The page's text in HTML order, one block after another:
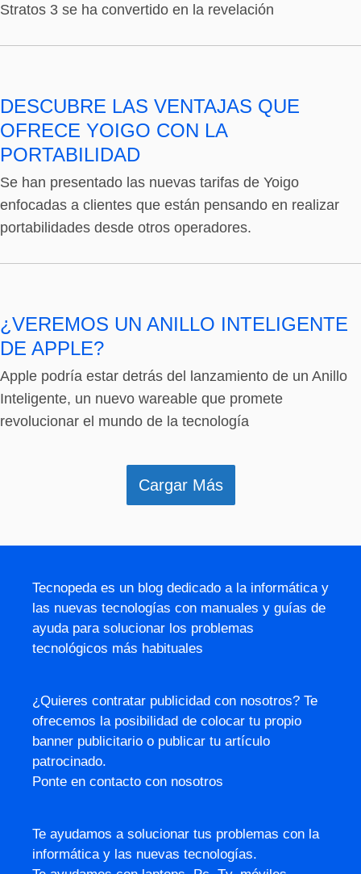
Stratos 3 se ha convertido en la revelación
DESCUBRE LAS VENTAJAS QUE
OFRECE YOIGO CON LA
PORTABILIDAD
Se han presentado las nuevas tarifas de Yoigo
enfocadas a clientes que están pensando en realizar
portabilidades desde otros operadores.
¿VEREMOS UN ANILLO INTELIGENTE
DE APPLE?
Apple podría estar detrás del lanzamiento de un Anillo
Inteligente, un nuevo wareable que promete
revolucionar el mundo de la tecnología
Cargar Más
Tecnopeda es un blog dedicado a la informática y
las nuevas tecnologías con manuales y guías de
ayuda para solucionar los problemas
tecnológicos más habituales
¿Quieres contratar publicidad con nosotros? Te
ofrecemos la posibilidad de colocar tu propio
banner publicitario o publicar tu artículo
patrocinado.
Ponte en contacto con nosotros
Te ayudamos a solucionar tus problemas con la
informática y las nuevas tecnologías.